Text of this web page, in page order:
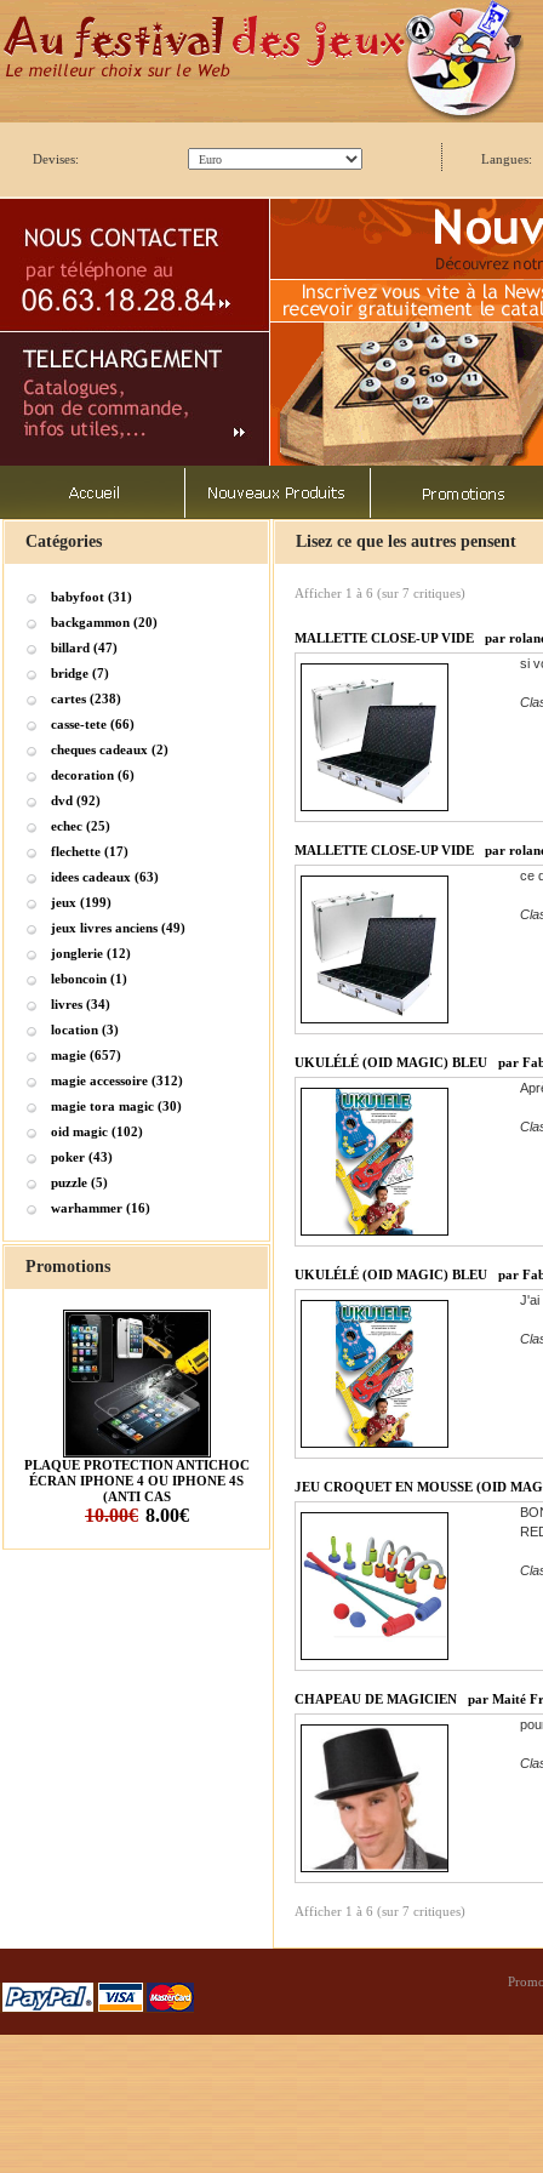
Devises: Langues:
Catégories
babyfoot (31)
backgammon (20)
billard (47)
bridge (7)
cartes (238)
casse-tete (66)
cheques cadeaux (2)
decoration (6)
dvd (92)
echec (25)
flechette (17)
idees cadeaux (63)
jeux (199)
jeux livres anciens (49)
jonglerie (12)
leboncoin (1)
livres (34)
location (3)
magie (657)
magie accessoire (312)
magie tora magic (30)
oid magic (102)
poker (43)
puzzle (5)
warhammer (16)
Promotions
PLAQUE PROTECTION ANTICHOC
ÉCRAN IPHONE 4 OU IPHONE 4S
(ANTI CAS
10.00€ 8.00€
Lisez ce que les autres pensent
Afficher 1 à 6 (sur 7 critiques)
MALLETTE CLOSE-UP VIDE
par
si
MALLETTE CLOSE-UP VIDE
par
ce
UKULÉLÉ (OID MAGIC) BLEU
par
UKULÉLÉ (OID MAGIC) BLEU
par
J'ai
JEU CROQUET EN MOUSSE (OID
CHAPEAU DE MAGICIEN
par Maité
Afficher 1 à 6 (sur 7 critiques)